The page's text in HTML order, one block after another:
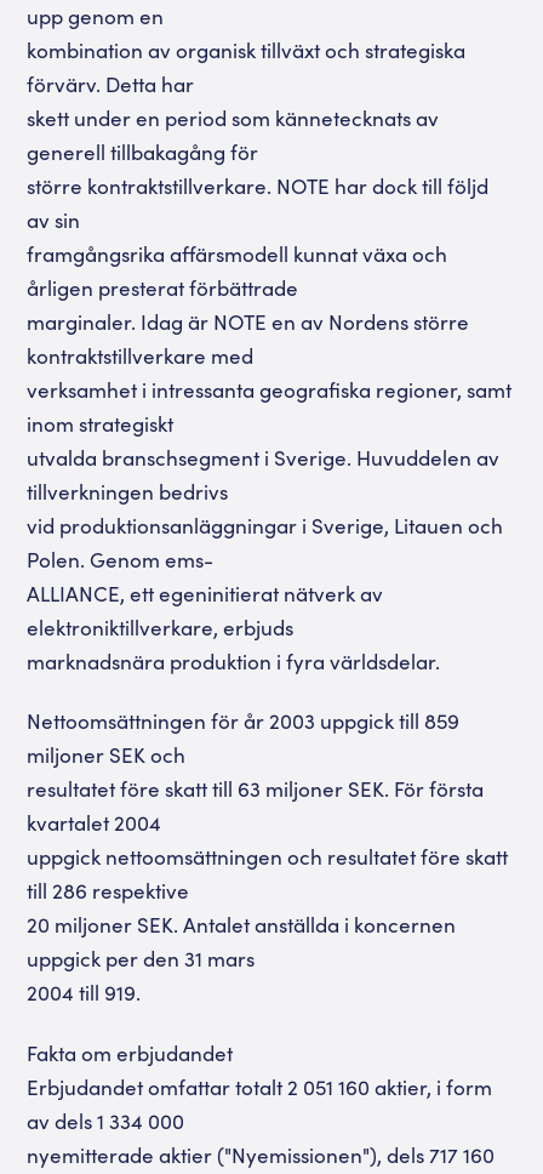
upp genom en
kombination av organisk tillväxt och strategiska
förvärv. Detta har
skett under en period som kännetecknats av
generell tillbakagång för
större kontraktstillverkare. NOTE har dock till följd
av sin
framgångsrika affärsmodell kunnat växa och
årligen presterat förbättrade
marginaler. Idag är NOTE en av Nordens större
kontraktstillverkare med
verksamhet i intressanta geografiska regioner, samt
inom strategiskt
utvalda branschsegment i Sverige. Huvuddelen av
tillverkningen bedrivs
vid produktionsanläggningar i Sverige, Litauen och
Polen. Genom ems-
ALLIANCE, ett egeninitierat nätverk av
elektroniktillverkare, erbjuds
marknadsnära produktion i fyra världsdelar.
Nettoomsättningen för år 2003 uppgick till 859
miljoner SEK och
resultatet före skatt till 63 miljoner SEK. För första
kvartalet 2004
uppgick nettoomsättningen och resultatet före skatt
till 286 respektive
20 miljoner SEK. Antalet anställda i koncernen
uppgick per den 31 mars
2004 till 919.
Fakta om erbjudandet
Erbjudandet omfattar totalt 2 051 160 aktier, i form
av dels 1 334 000
nyemitterade aktier ("Nyemissionen"), dels 717 160